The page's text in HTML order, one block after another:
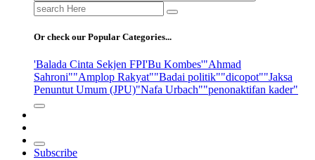
Search
for:
Or check our Popular Categories...
'Balada Cinta Sekjen FPI'Bu Kombes'"Ahmad
Sahroni""Amplop Rakyat""Badai politik""dicopot""Jaksa
Penuntut Umum (JPU)"Nafa Urbach""penonaktifan kader"
Subscribe